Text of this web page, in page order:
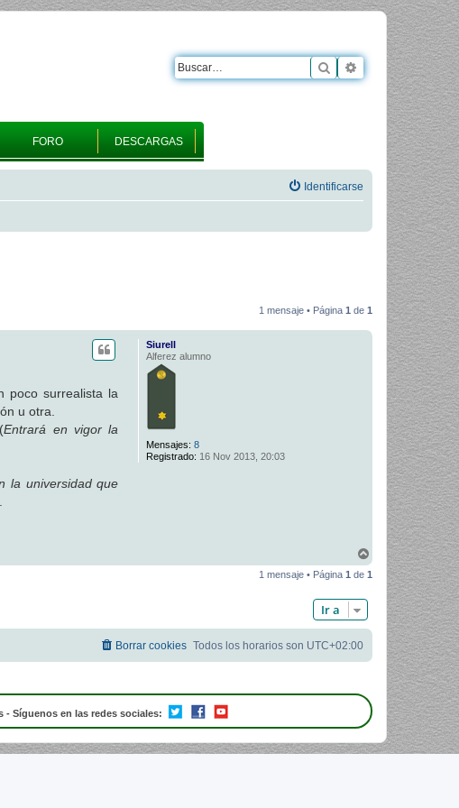
FORO DESCARGAS
Buscar Búsqueda
Identificarse
1 mensaje • Página 1 de 1
Siurell
Alferez alumno
Mensajes: 8
Registrado: 16 Nov 2013, 20:03
poco surrealista la
u otra.
Entrará en vigor la
la universidad que
r
1 mensaje • Página 1 de 1
Ir a
Todos los horarios son UTC+02:00
Borrar cookies
- Síguenos en las redes sociales: